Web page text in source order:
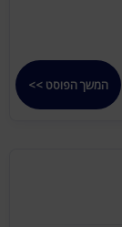
המשך הפוסט >>